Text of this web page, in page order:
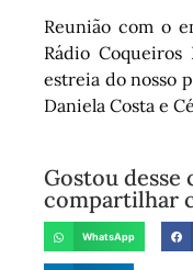
Reunião com o
Rádio
estreia do nosso
Daniela Costa e
Gostou desse
compartilhar
WhatsApp